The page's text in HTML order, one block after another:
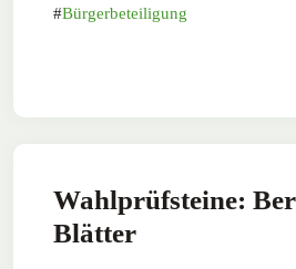
Bürgerbeteiligung
Wahlprüfsteine:
Blätter